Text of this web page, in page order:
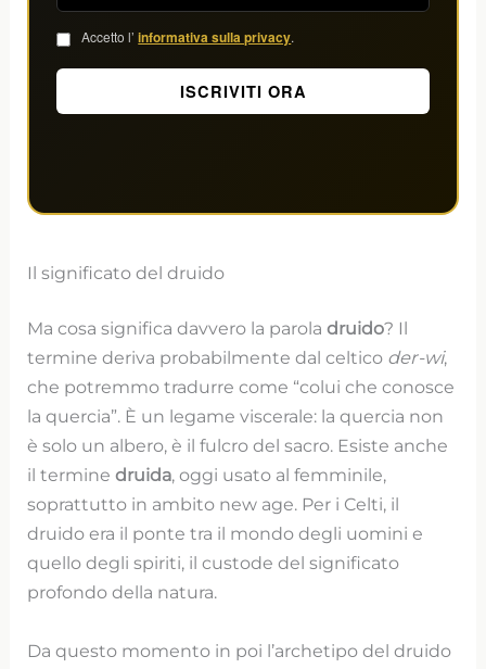
Accetto l’informativa sulla privacy.
Il significato del druido
Ma cosa significa davvero la paroladruido? Il
termine deriva probabilmente dal celtico der-wi,
che potremmo tradurre come “colui che conosce
la quercia”. È un legame viscerale: la quercia non
è solo un albero, è il fulcro del sacro. Esiste anche
il terminedruida, oggi usato al femminile,
soprattutto in ambito new age. Per i Celti, il
druido era il ponte tra il mondo degli uomini e
quello degli spiriti, il custode del significato
profondo della natura.
Da questo momento in poi l’archetipo del druido